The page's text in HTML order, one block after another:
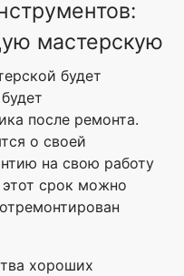
мастерскую
будет
после ремонта.
о своей
на свою работу
срок можно
хороших